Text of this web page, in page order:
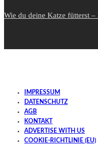
Wie du deine Katze fütterst
IMPRESSUM
DATENSCHUTZ
AGB
KONTAKT
ADVERTISE WITH US
COOKIE-RICHTLINIE (EU)